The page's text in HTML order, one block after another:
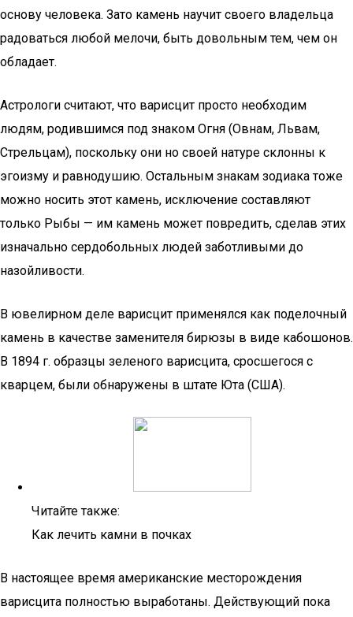
основу человека. Зато камень научит своего владельца
радоваться любой мелочи, быть довольным тем, чем он
обладает.
Астрологи считают, что варисцит просто необходим
людям, родившимся под знаком Огня (Овнам, Львам,
Стрельцам), поскольку они но своей натуре склонны к
эгоизму и равнодушию. Остальным знакам зодиака тоже
можно носить этот камень, исключение составляют
только Рыбы — им камень может повредить, сделав этих
изначально сердобольных людей заботливыми до
назойливости.
В ювелирном деле варисцит применялся как поделочный
камень в качестве заменителя бирюзы в виде кабошонов.
В 1894 г. образцы зеленого варисцита, сросшегося с
кварцем, были обнаружены в штате Юта (США).
Читайте также:
Как лечить камни в почках
В настоящее время американские месторождения
варисцита полностью выработаны. Действующий пока